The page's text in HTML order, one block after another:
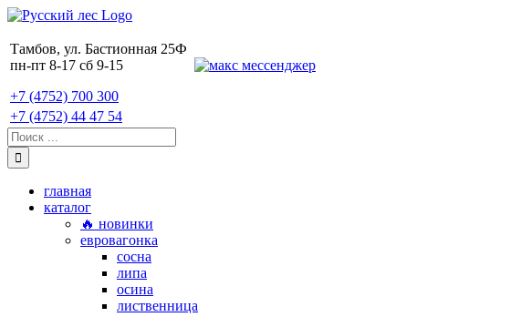
Skip
content
Тамбов, ул. Бастионная 25Ф
пн-пт 8-17 сб 9-15
+7 (4752) 700 300
+7 (4752) 44 47 54
Поиск:
главная
каталог
🔥 новинки
евровагонка
сосна
липа
осина
лиственница